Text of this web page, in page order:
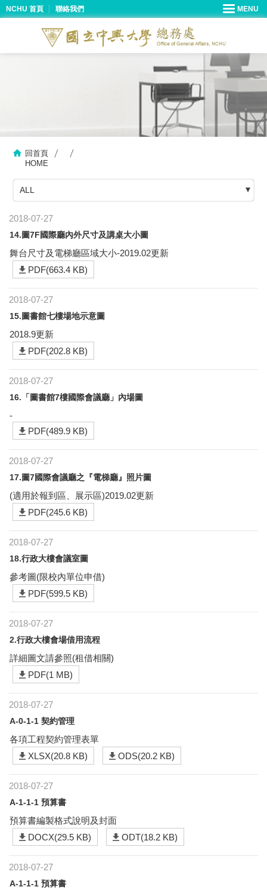
NCHU 首頁 聯絡我們
回首頁
HOME
ALL
2018-07-27
14.圖7F國際廳內外尺寸及講桌大小圖
舞台尺寸及電梯廳區域大小-2019.02更新
PDF(663.4 KB)
2018-07-27
15.圖書館七樓場地示意圖
2018.9更新
PDF(202.8 KB)
2018-07-27
16.「圖書館7樓國際會議廳」內場圖
-
PDF(489.9 KB)
2018-07-27
17.圖7國際會議廳之『電梯廳』照片圖
(適用於報到區、展示區)2019.02更新
PDF(245.6 KB)
2018-07-27
18.行政大樓會議室圖
參考圖(限校內單位申借)
PDF(599.5 KB)
2018-07-27
2.行政大樓會場借用流程
詳細圖文請參照(租借相關)
PDF(1 MB)
2018-07-27
A-0-1-1 契約管理
各項工程契約管理表單
XLSX(20.8 KB)
ODS(20.2 KB)
2018-07-27
A-1-1-1 預算書
預算書編製格式說明及封面
DOCX(29.5 KB)
ODT(18.2 KB)
2018-07-27
A-1-1-1 預算書